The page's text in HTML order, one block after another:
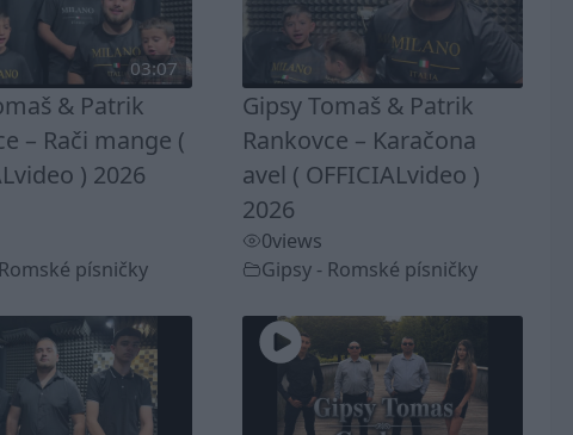
03:07
& Patrik
– Rači mange (
) 2026
písničky
Gipsy Tomaš & Patrik
Rankovce – Karačona
avel ( OFFICIALvideo )
2026
0views
Gipsy - Romské písničky